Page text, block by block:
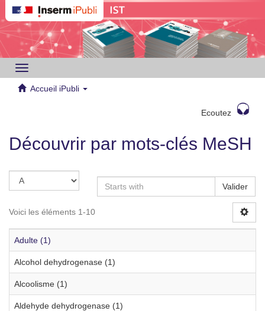
Toggle
navigation
Accueil iPubli
Ecoutez
Découvrir par mots-clés MeSH
Valider
Voici les éléments 1-10
Adulte (1)
Alcohol dehydrogenase (1)
Alcoolisme (1)
Aldehyde dehydrogenase (1)